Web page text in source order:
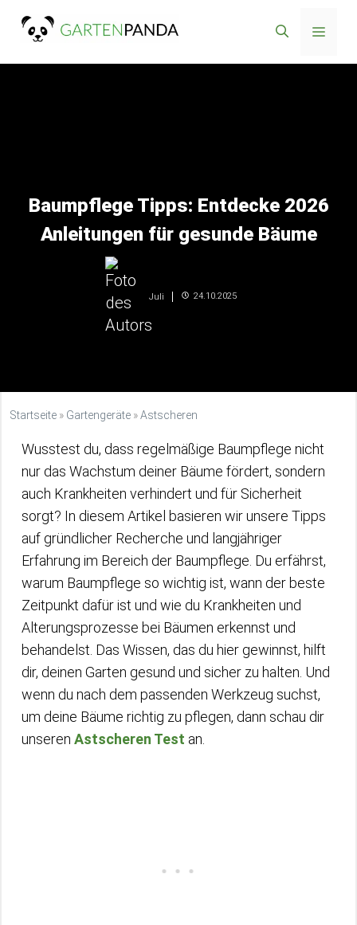
Inhalt
Menü
Baumpflege Tipps: Entdecke 2026
Anleitungen für gesunde Bäume
Juli 24.10.2025
Startseite » Gartengeräte »Astscheren
Wusstest du, dass regelmäßige Baumpflege nicht
nur das Wachstum deiner Bäume fördert, sondern
auch Krankheiten verhindert und für Sicherheit
sorgt? In diesem Artikel basieren wir unsere Tipps
auf gründlicher Recherche und langjähriger
Erfahrung im Bereich der Baumpflege. Du erfährst,
warum Baumpflege so wichtig ist, wann der beste
Zeitpunkt dafür ist und wie du Krankheiten und
Alterungsprozesse bei Bäumen erkennst und
behandelst. Das Wissen, das du hier gewinnst, hilft
dir, deinen Garten gesund und sicher zu halten. Und
wenn du nach dem passenden Werkzeug suchst,
um deine Bäume richtig zu pflegen, dann schau dir
unseren Astscheren Test an.